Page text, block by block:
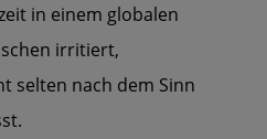
in einem globalen
irritiert,
selten nach dem Sinn